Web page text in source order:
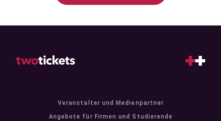
Veranstalter und Medienpartner
Angebote für Firmen und Studierende